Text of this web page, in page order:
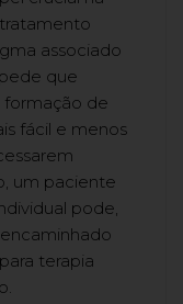
associado
que
formação de
fácil e menos
um paciente
pode,
terapia